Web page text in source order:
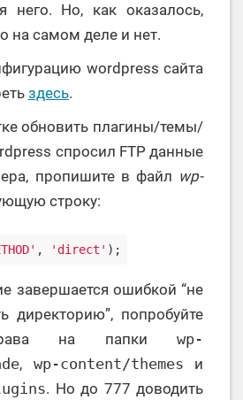
него. Но, как оказалось,
на самом деле и нет.
wordpress сайта
здесь.
обновить плагины/темы/
спросил FTP данные
пропишите в файл wp-
строку:
, 'direct' );
завершается ошибкой “не
директорию”, попробуйте
на папки wp-
, wp-content/themes и
. Но до 777 доводить